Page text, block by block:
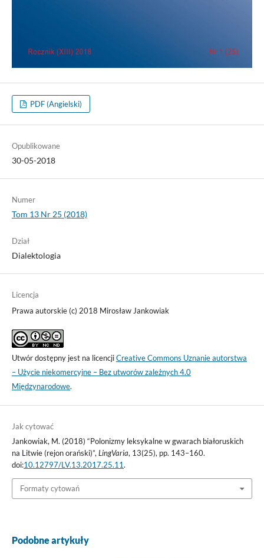
PDF (Angielski)
Opublikowane
30-05-2018
Numer
Tom 13 Nr 25 (2018)
Dział
Dialektologia
Licencja
Prawa autorskie (c) 2018 Mirosław Jankowiak
Utwór dostępny jest na licencjiCreative Commons Uznanie autorstwa
– Użycie niekomercyjne – Bez utworów zależnych 4.0
Międzynarodowe.
Jak cytować
Jankowiak, M. (2018) “Polonizmy leksykalne w gwarach białoruskich
na Litwie (rejon orański)”, LingVaria, 13(25), pp. 143–160.
doi:10.12797/LV.13.2017.25.11.
Formaty cytowań
Podobne artykuły